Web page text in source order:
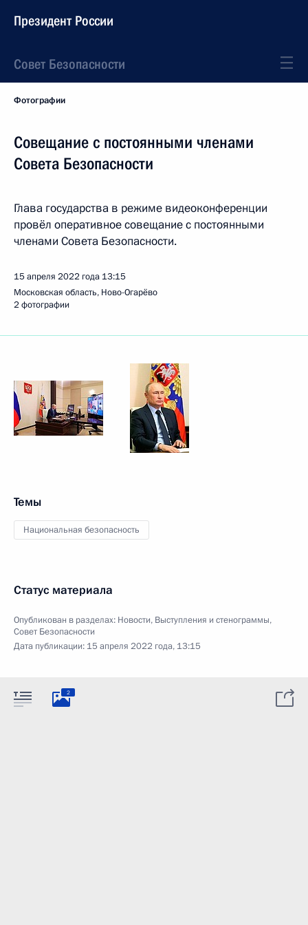
Президент России
Совет Безопасности
Фотографии
Совещание с постоянными членами
Совета Безопасности
Глава государства в режиме видеоконференции
провёл оперативное совещание с постоянными
членами Совета Безопасности.
15 апреля 2022 года 13:15
Московская область, Ново-Огарёво
2 фотографии
Темы
Национальная безопасность
Статус материала
Опубликован в разделах: Новости, Выступления и стенограммы,
Совет Безопасности
Дата публикации: 15 апреля 2022 года, 13:15
2